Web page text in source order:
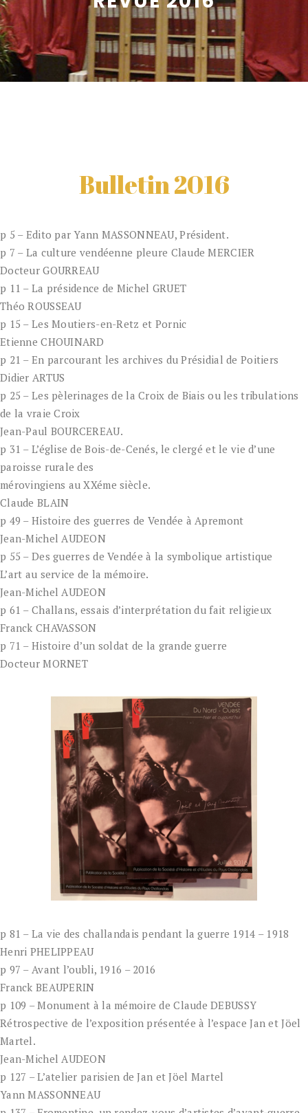
Bulletin 2016
p 5 – Edito par Yann MASSONNEAU, Président.
p 7 – La culture vendéenne pleure Claude MERCIER
Docteur GOURREAU
p 11 – La présidence de Michel GRUET
Théo ROUSSEAU
p 15 – Les Moutiers-en-Retz et Pornic
Etienne CHOUINARD
p 21 – En parcourant les archives du Présidial de Poitiers
Didier ARTUS
p 25 – Les pèlerinages de la Croix de Biais ou les tribulations
de la vraie Croix
Jean-Paul BOURCEREAU.
p 31 – L’église de Bois-de-Cenés, le clergé et le vie d’une
paroisse rurale des
mérovingiens au XXéme siècle.
Claude BLAIN
p 49 – Histoire des guerres de Vendée à Apremont
Jean-Michel AUDEON
p 55 – Des guerres de Vendée à la symbolique artistique
L’art au service de la mémoire.
Jean-Michel AUDEON
p 61 – Challans, essais d’interprétation du fait religieux
Franck CHAVASSON
p 71 – Histoire d’un soldat de la grande guerre
Docteur MORNET
p 81 – La vie des challandais pendant la guerre 1914 – 1918
Henri PHELIPPEAU
p 97 – Avant l’oubli, 1916 – 2016
Franck BEAUPERIN
p 109 – Monument à la mémoire de Claude DEBUSSY
Rétrospective de l’exposition présentée à l’espace Jan et Jöel
Martel.
Jean-Michel AUDEON
p 127 – L’atelier parisien de Jan et Jöel Martel
Yann MASSONNEAU